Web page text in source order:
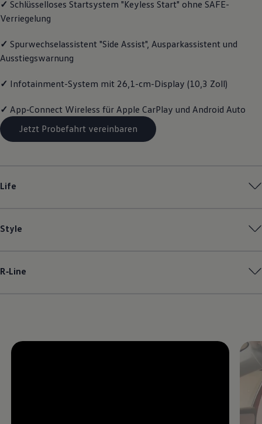
Motorenöl und Flüssigkeiten
Economy Service
Volkswagen Teile
Zubehör
Schutz und Pflege
Entertainment und Elektronik
Individualisieren
Wallbox und Ladekabel
Digitale Extras
Dienste für Ihr Modell finden
✓ Schlüsselloses Startsystem "Keyless Start" ohne SAFE-
Verriegelung
✓ Spurwechselassistent "Side Assist", Ausparkassistent und
Ausstiegswarnung
✓ Infotainment-System mit 26,1-cm-Display (10,3 Zoll)
✓ App‑Connect Wireless für Apple CarPlay und Android Auto
Jetzt Probefahrt vereinbaren
Life
Style
R‑Line